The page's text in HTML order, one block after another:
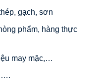
gạch, sơn
phẩm, hàng thực
may mặc,…